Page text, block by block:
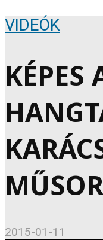
VIDEÓK
KÉPES
MŰSOR
2015-01-11